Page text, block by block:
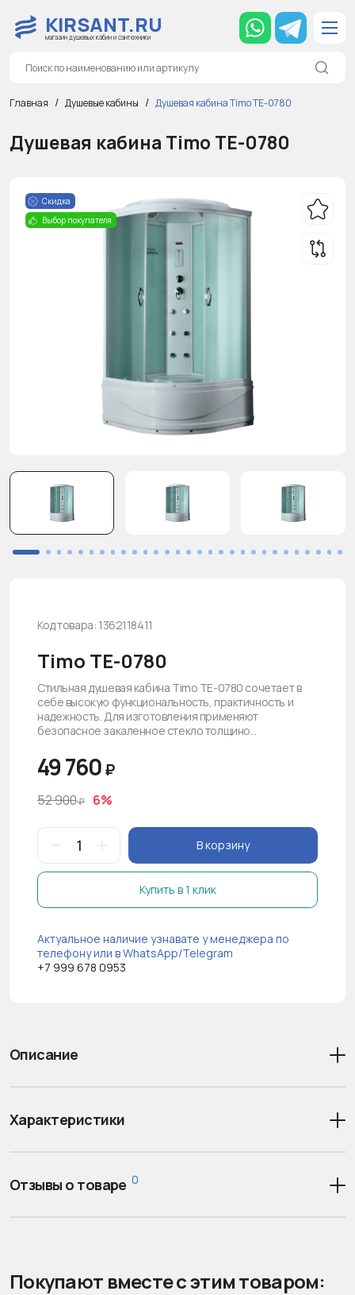
KIRSANT.RU
магазин душевых кабин и сантехники
Главная Душевые кабины Душевая кабина Timo TE-0780
Душевая кабина Timo TE-0780
Скидка
Выбор покупателя
Код товара: 1362118411
Timo TE-0780
Стильная душевая кабина Timo TE-0780 сочетает в
себе высокую функциональность, практичность и
надежность. Для изготовления применяют
безопасное закаленное стекло толщино...
49 760₽
52 900₽ 6%
В корзину
Купить в 1 клик
Актуальное наличие узнавате у менеджера по
телефону или в WhatsApp/Telegram
+7 999 678 0953
Описание
Характеристики
Отзывы о товаре 0
Покупают вместе с этим товаром: